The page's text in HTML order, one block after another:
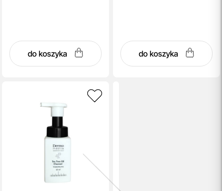
do koszyka do koszyka